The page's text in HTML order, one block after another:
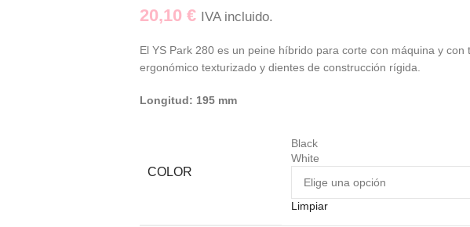
20,10 € IVA incluido.
El YS Park 280 es un peine híbrido para corte con máquina y con
ergonómico texturizado y dientes de construcción rígida.
Longitud: 195 mm
COLOR
Black
White
Limpiar